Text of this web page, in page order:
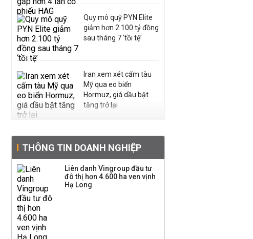
Quy mô quỹ PYN Elite
giảm hơn 2.100 tỷ đồng
sau tháng 7 ‘tồi tệ’
Iran xem xét cấm tàu
Mỹ qua eo biển
Hormuz, giá dầu bật
tăng trở lại
tỷ của Huấn Hoa Hồng:
Từ biệt thự 50 tỷ, dàn
siêu xe hàng chục tỷ
đến vườn tùng Nhật đắt
đỏ
THÔNG TIN DOANH NGHIỆP
Liên danh Vingroup đầu tư
đô thị hơn 4.600 ha ven vịnh
Hạ Long